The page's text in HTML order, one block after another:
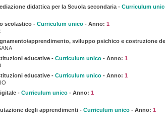
didattica per la Scuola secondaria - Curriculum
scolastico - Curriculum unico - Anno: 1
apprendimento, sviluppo psichico e costruzione
educative - Curriculum unico - Anno: 1
educative - Curriculum unico - Anno: 1
- Curriculum unico - Anno: 1
degli apprendimenti - Curriculum unico - Anno: 1